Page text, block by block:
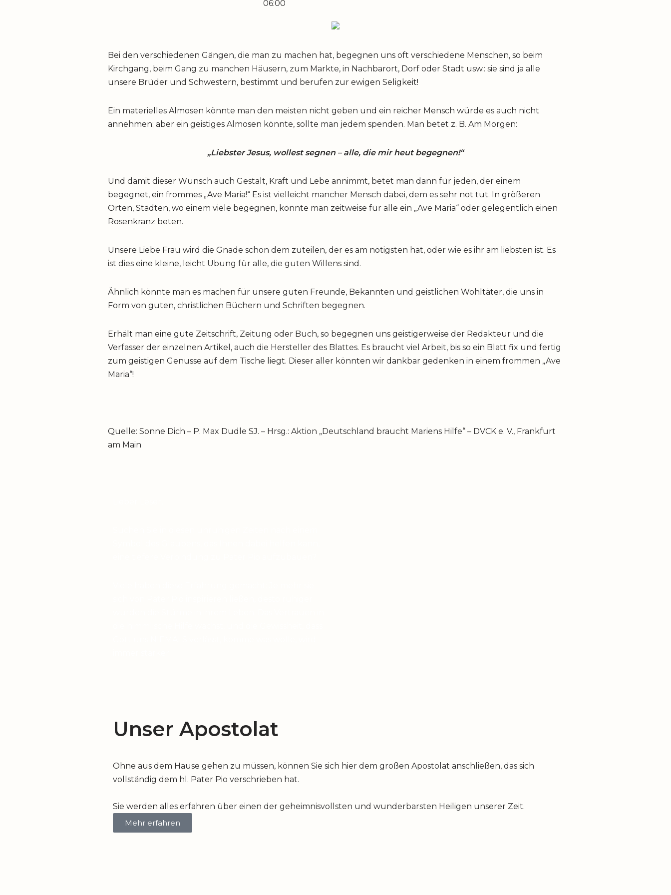
06:00
Bei den verschiedenen Gängen, die man zu machen hat, begegnen uns oft verschiedene Menschen, so beim
Kirchgang, beim Gang zu manchen Häusern, zum Markte, in Nachbarort, Dorf oder Stadt usw.: sie sind ja alle
unsere Brüder und Schwestern, bestimmt und berufen zur ewigen Seligkeit!
Ein materielles Almosen könnte man den meisten nicht geben und ein reicher Mensch würde es auch nicht
annehmen; aber ein geistiges Almosen könnte, sollte man jedem spenden. Man betet z. B. Am Morgen:
„Liebster Jesus, wollest segnen – alle, die mir heut begegnen!“
Und damit dieser Wunsch auch Gestalt, Kraft und Lebe annimmt, betet man dann für jeden, der einem
begegnet, ein frommes „Ave Maria!“ Es ist vielleicht mancher Mensch dabei, dem es sehr not tut. In größeren
Orten, Städten, wo einem viele begegnen, könnte man zeitweise für alle ein „Ave Maria“ oder gelegentlich einen
Rosenkranz beten.
Unsere Liebe Frau wird die Gnade schon dem zuteilen, der es am nötigsten hat, oder wie es ihr am liebsten ist. Es
ist dies eine kleine, leicht Übung für alle, die guten Willens sind.
Ähnlich könnte man es machen für unsere guten Freunde, Bekannten und geistlichen Wohltäter, die uns in
Form von guten, christlichen Büchern und Schriften begegnen.
Erhält man eine gute Zeitschrift, Zeitung oder Buch, so begegnen uns geistigerweise der Redakteur und die
Verfasser der einzelnen Artikel, auch die Hersteller des Blattes. Es braucht viel Arbeit, bis so ein Blatt fix und fertig
zum geistigen Genusse auf dem Tische liegt. Dieser aller könnten wir dankbar gedenken in einem frommen „Ave
Maria“!
Quelle: Sonne Dich – P. Max Dudle SJ. – Hrsg.: Aktion „Deutschland braucht Mariens Hilfe“ – DVCK e. V., Frankfurt
am Main
Unser Apostolat
Ohne aus dem Hause gehen zu müssen, können Sie sich hier dem großen Apostolat anschließen, das sich
vollständig dem hl. Pater Pio verschrieben hat.
Sie werden alles erfahren über einen der geheimnisvollsten und wunderbarsten Heiligen unserer Zeit.
Mehr erfahren